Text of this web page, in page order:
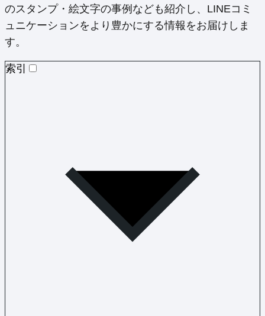
のスタンプ・絵文字の事例なども紹介し、LINEコミ
ュニケーションをより豊かにする情報をお届けしま
す。
索引